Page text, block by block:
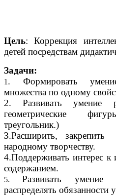
Цель: Коррекция
детей посредствам
Задачи:
1 . Формировать
множества по одному
2. Развивать умение
геометрические
треугольник.)
3.Расширить,
народному творчеству.
4.Поддерживать интерес
содержанием.
5. Развивать умение
распределять обязанности